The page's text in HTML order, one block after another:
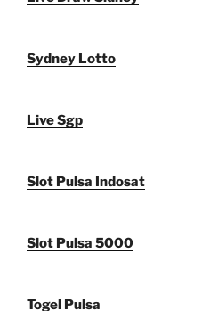
Sydney Lotto
Live Sgp
Slot Pulsa Indosat
Slot Pulsa 5000
Togel Pulsa